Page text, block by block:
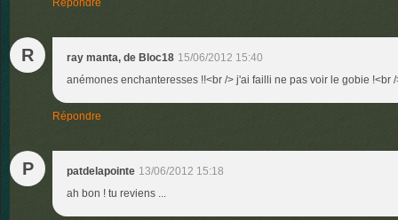
Répondre
R ray manta, de Bloc18 15/06/2012 15:40
anémones enchanteresses !!<br /> j'ai failli ne pas voir le gobie !<br
Répondre
P patdelapointe 13/06/2012 15:18
ah bon ! tu reviens ...